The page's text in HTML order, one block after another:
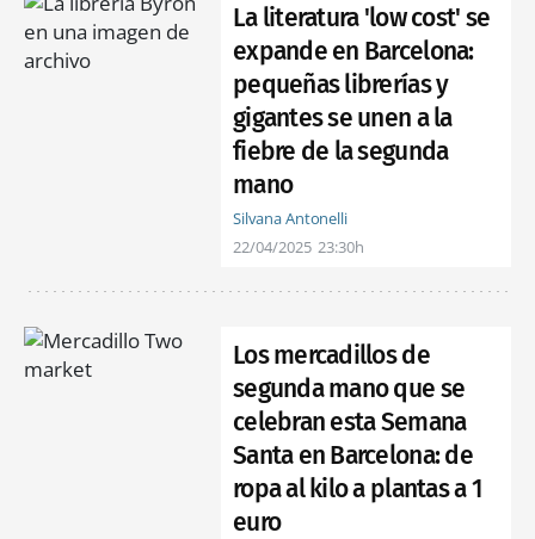
La literatura 'low cost' se
expande en Barcelona:
pequeñas librerías y
gigantes se unen a la
fiebre de la segunda
mano
Silvana Antonelli
22/04/2025 23:30h
Los mercadillos de
segunda mano que se
celebran esta Semana
Santa en Barcelona: de
ropa al kilo a plantas a 1
euro